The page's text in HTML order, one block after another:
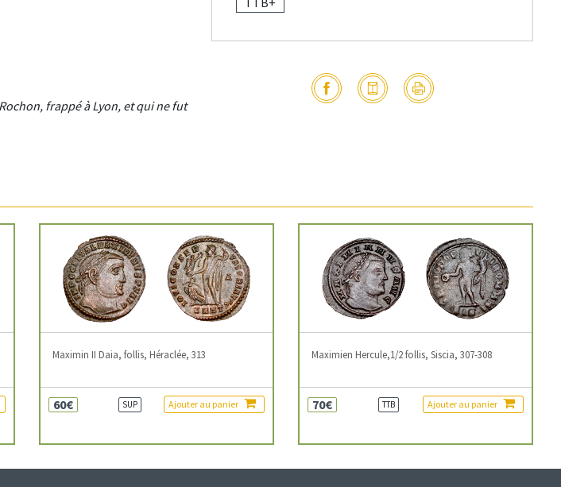
frappé à Lyon, et qui ne fut
Maximin II Daia, follis, Héraclée, 313
60€ SUP Ajouter au panier
Maximien Hercule,1/2 follis, Siscia, 307-308
70€ TTB Ajouter au panier